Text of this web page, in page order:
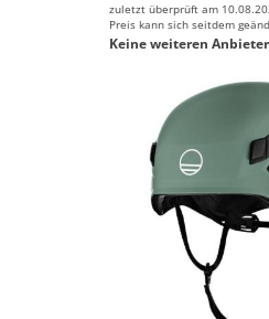
zuletzt überprüft am
Preis kann sich seitdem
Keine weiteren Anbieter